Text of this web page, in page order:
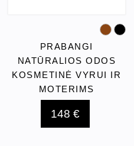
PRABANGI
NATŪRALIOS ODOS
KOSMETINĖ VYRUI IR
MOTERIMS
148 €